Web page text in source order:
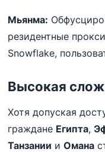
Мьянма:
резидентные
Snowflake,
Высокая
Хотя допуская
граждане Египта,
Танзании иОмана